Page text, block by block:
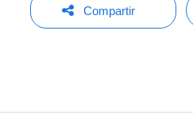
Compartir